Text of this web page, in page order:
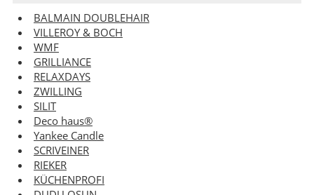
BALMAIN DOUBLEHAIR
VILLEROY & BOCH
WMF
GRILLIANCE
RELAXDAYS
ZWILLING
SILIT
Deco haus®
Yankee Candle
SCRIVEINER
RIEKER
KÜCHENPROFI